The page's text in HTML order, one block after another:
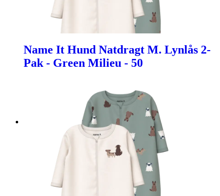
Name It Hund Natdragt M. Lynlås 2-
Pak - Green Milieu - 50